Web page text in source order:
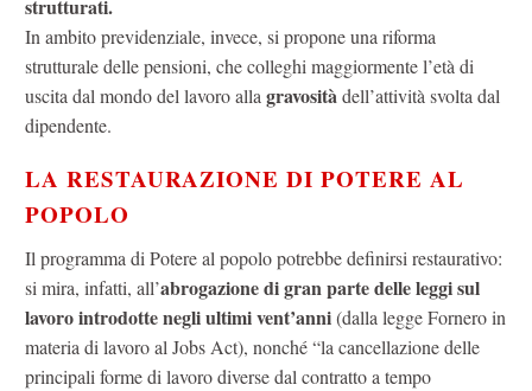
strutturati.
In ambito previdenziale, invece, si propone una riforma
strutturale delle pensioni, che colleghi maggiormente l’età di
uscita dal mondo del lavoro alla gravositàdell’attività svolta dal
dipendente.
LA RESTAURAZIONE DI POTERE AL
POPOLO
Il programma di Potere al popolo potrebbe definirsi restaurativo:
si mira, infatti, all’abrogazione di gran parte delle leggi sul
lavoro introdotte negli ultimi vent’anni(dalla legge Fornero in
materia di lavoro al Jobs Act), nonché “la cancellazione delle
principali forme di lavoro diverse dal contratto a tempo